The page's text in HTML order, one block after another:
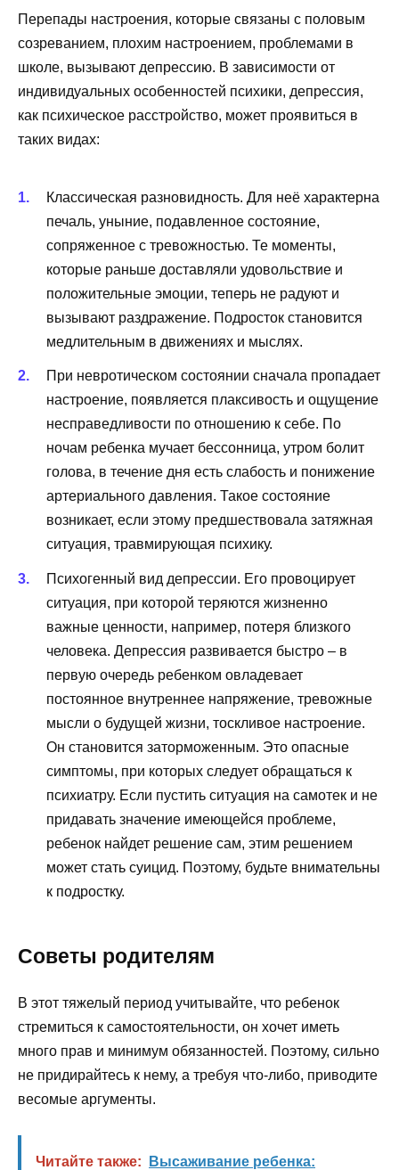
Перепады настроения, которые связаны с половым
созреванием, плохим настроением, проблемами в
школе, вызывают депрессию. В зависимости от
индивидуальных особенностей психики, депрессия,
как психическое расстройство, может проявиться в
таких видах:
Классическая разновидность. Для неё характерна
печаль, уныние, подавленное состояние,
сопряженное с тревожностью. Те моменты,
которые раньше доставляли удовольствие и
положительные эмоции, теперь не радуют и
вызывают раздражение. Подросток становится
медлительным в движениях и мыслях.
При невротическом состоянии сначала пропадает
настроение, появляется плаксивость и ощущение
несправедливости по отношению к себе. По
ночам ребенка мучает бессонница, утром болит
голова, в течение дня есть слабость и понижение
артериального давления. Такое состояние
возникает, если этому предшествовала затяжная
ситуация, травмирующая психику.
Психогенный вид депрессии. Его провоцирует
ситуация, при которой теряются жизненно
важные ценности, например, потеря близкого
человека. Депрессия развивается быстро – в
первую очередь ребенком овладевает
постоянное внутреннее напряжение, тревожные
мысли о будущей жизни, тоскливое настроение.
Он становится заторможенным. Это опасные
симптомы, при которых следует обращаться к
психиатру. Если пустить ситуация на самотек и не
придавать значение имеющейся проблеме,
ребенок найдет решение сам, этим решением
может стать суицид. Поэтому, будьте внимательны
к подростку.
Советы родителям
В этот тяжелый период учитывайте, что ребенок
стремиться к самостоятельности, он хочет иметь
много прав и минимум обязанностей. Поэтому, сильно
не придирайтесь к нему, а требуя что-либо, приводите
весомые аргументы.
Читайте также:
Высаживание ребенка: